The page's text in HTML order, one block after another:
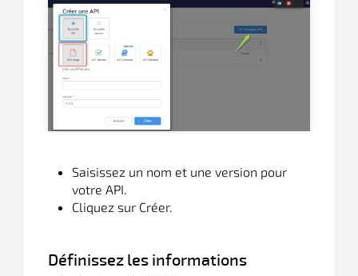
Saisissez un nom et une version pour
votre API.
Cliquez sur Créer.
Définissez les informations